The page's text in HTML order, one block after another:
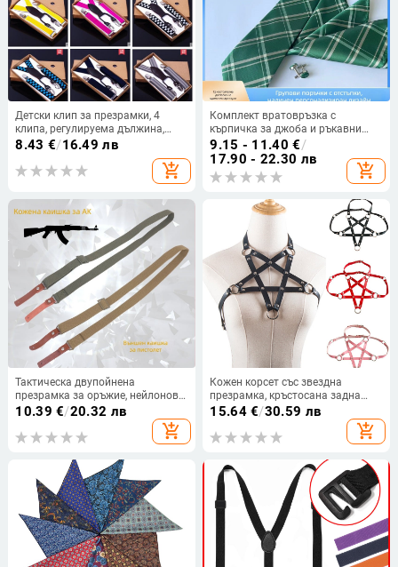
Детски клип за презрамки, 4
клипа, регулируема дължина,
силна еластичност, кръстосани
8.43 €/16.49 лв
add_shopping_cart
Комплект вратовръзка с
кърпичка за джоба и ръкавни
копчета, модел на ивици,
полиестер-сатен
9.15 - 11.40 €/
17.90 - 22.30 лв
add_shopping_cart
Тактическа двупойнена
презрамка за оръжие, нейлонов
ремък, акценти от естествена
регулируема дължина, унисекс
10.39 €/20.32 лв
add_shopping_cart
Кожен корсет със звездна
презрамка, кръстосана задна
част, регулируема дължина,
15.64€/30.59 лв
add_shopping_cart